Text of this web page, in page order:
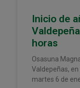
Inicio de
horas
Osasuna
Valdepeñas,
martes 6 de